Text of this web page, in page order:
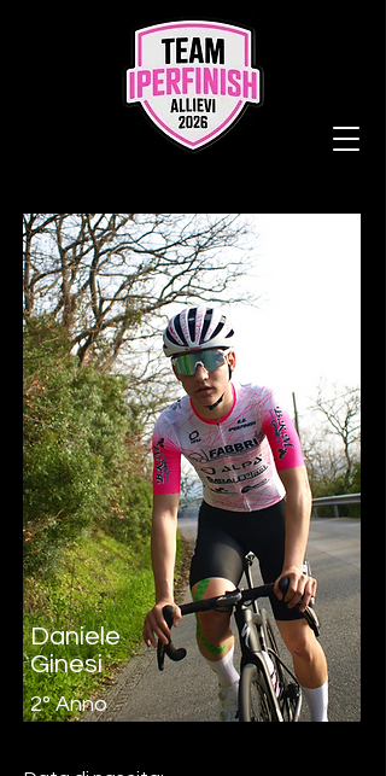
2° Anno
Daniele
Ginesi